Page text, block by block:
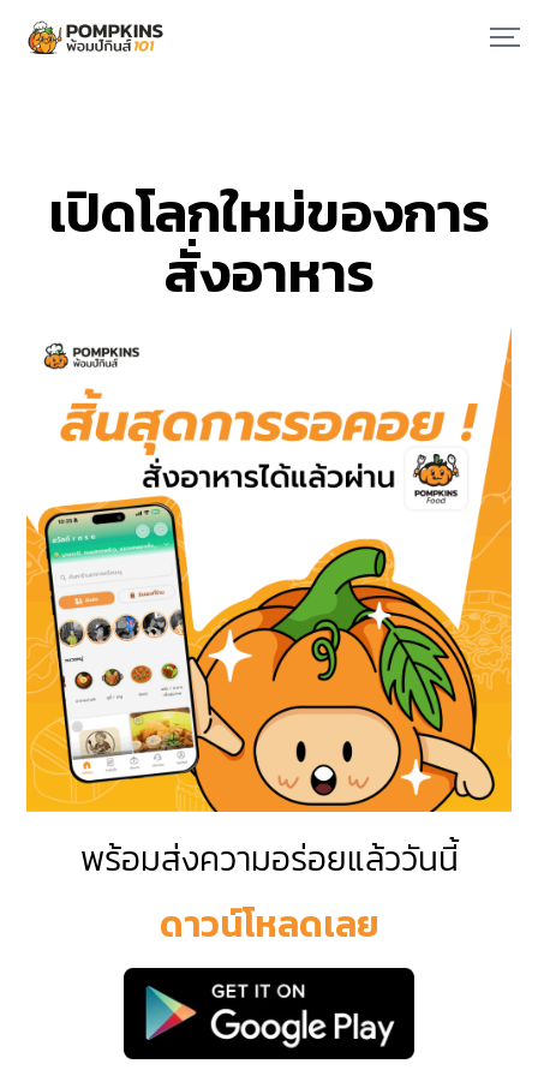
เปิดโลกใหม่ของการ
สั่งอาหาร
พร้อมส่งความอร่อยแล้ววันนี้
ดาวน์โหลดเลย